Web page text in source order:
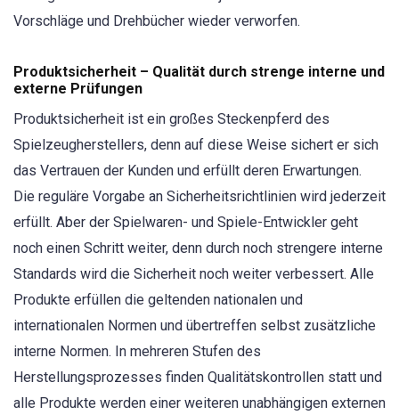
Vorschläge und Drehbücher wieder verworfen.
Produktsicherheit – Qualität durch strenge interne und
externe Prüfungen
Produktsicherheit ist ein großes Steckenpferd des
Spielzeugherstellers, denn auf diese Weise sichert er sich
das Vertrauen der Kunden und erfüllt deren Erwartungen.
Die reguläre Vorgabe an Sicherheitsrichtlinien wird jederzeit
erfüllt. Aber der Spielwaren- und Spiele-Entwickler geht
noch einen Schritt weiter, denn durch noch strengere interne
Standards wird die Sicherheit noch weiter verbessert. Alle
Produkte erfüllen die geltenden nationalen und
internationalen Normen und übertreffen selbst zusätzliche
interne Normen. In mehreren Stufen des
Herstellungsprozesses finden Qualitätskontrollen statt und
alle Produkte werden einer weiteren unabhängigen externen